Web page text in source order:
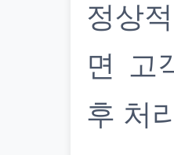
정상
면 고
후 처